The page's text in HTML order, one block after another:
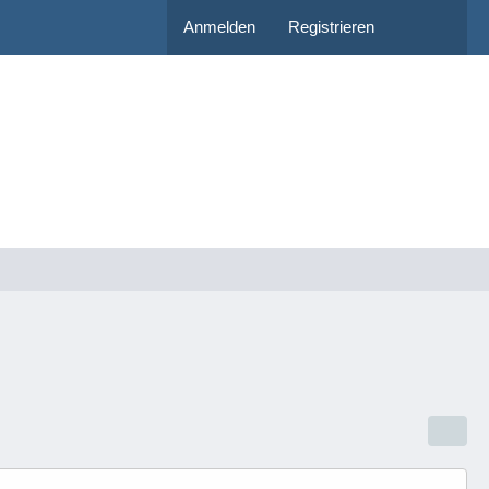
Anmelden Registrieren